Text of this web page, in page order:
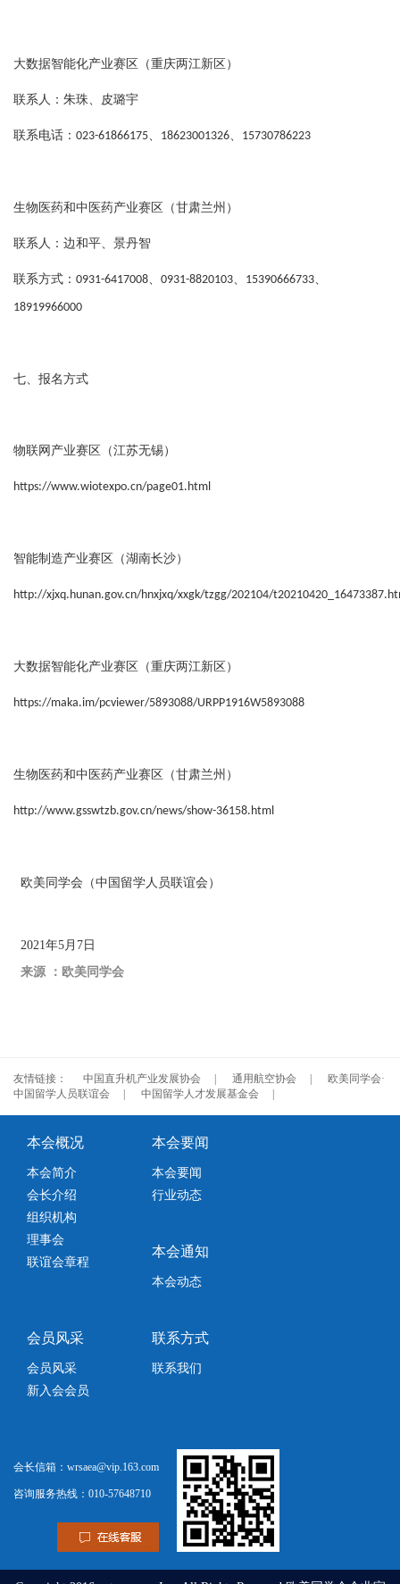
大数据智能化产业赛区（重庆两江新区）
联系人：朱珠、皮璐宇
联系电话： 023-61866175、 18623001326、 15730786223
生物医药和中医药产业赛区（甘肃兰州）
联系人：边和平、景丹智
联系方式： 0931-6417008、 0931-8820103、 15390666733、
18919966000
七、报名方式
物联网产业赛区（江苏无锡）
https://www.wiotexpo.cn/page01.html
智能制造产业赛区（湖南长沙）
http://xjxq.hunan.gov.cn/hnxjxq/xxgk/tzgg/202104/
大数据智能化产业赛区（重庆两江新区）
https://maka.im/pcviewer/5893088/URPP1916W5893088
生物医药和中医药产业赛区（甘肃兰州）
http://www.gsswtzb.gov.cn/news/show-36158.html
欧美同学会（中国留学人员联谊会）
2021年5月7日
来源 ：欧美同学会
友情链接： 中国直升机产业发展协会 通用航空协会
欧美同学会·
中国留学人员联谊会
中国留学人才发展基金会
本会概况
本会简介
会长介绍
组织机构
理事会
联谊会章程
本会要闻
本会要闻
行业动态
本会通知
本会动态
会员风采
会员风采
新入会会员
联系方式
联系我们
会长信箱：wrsaea@vip.163.com
咨询服务热线：010-57648710